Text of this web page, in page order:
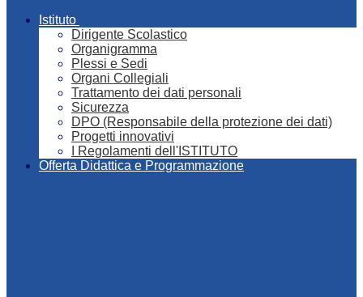
Istituto
Dirigente Scolastico
Organigramma
Plessi e Sedi
Organi Collegiali
Trattamento dei dati personali
Sicurezza
DPO (Responsabile della protezione dei dati)
Progetti innovativi
I Regolamenti dell'ISTITUTO
Offerta Didattica e Programmazione